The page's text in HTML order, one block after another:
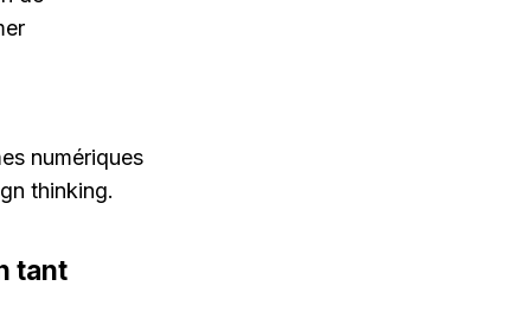
numériques
thinking.
tant